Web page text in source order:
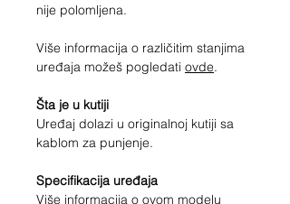
nije polomljena.
Više informacija o različitim stanjima
uređaja možeš pogledati ovde.
Šta je u kutiji
Uređaj dolazi u originalnoj kutiji sa
kablom za punjenje.
Specifikacija uređaja
Više informacija o ovom modelu